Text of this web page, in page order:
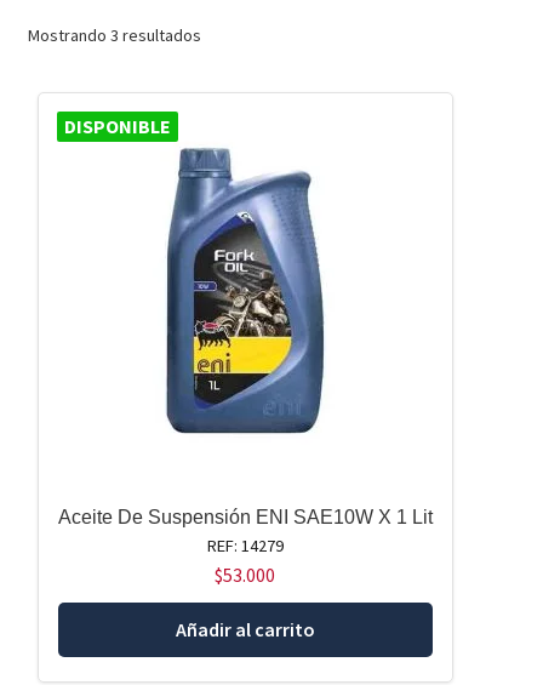
Mostrando 3 resultados
DISPONIBLE
Aceite De Suspensión ENI SAE10W X 1 Lit
REF: 14279
$53.000
Añadir al carrito